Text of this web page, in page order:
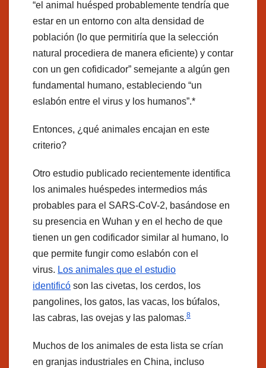
“el animal huésped probablemente tendría que
estar en un entorno con alta densidad de
población (lo que permitiría que la selección
natural procediera de manera eficiente) y contar
con un gen cofidicador” semejante a algún gen
fundamental humano, estableciendo “un
eslabón entre el virus y los humanos”.*
Entonces, ¿qué animales encajan en este
criterio?
Otro estudio publicado recientemente identifica
los animales huéspedes intermedios más
probables para el SARS-CoV-2, basándose en
su presencia en Wuhan y en el hecho de que
tienen un gen codificador similar al humano, lo
que permite fungir como eslabón con el
virus. Los animales que el estudio
identificó son las civetas, los cerdos, los
pangolines, los gatos, las vacas, los búfalos,
las cabras, las ovejas y las palomas.8
Muchos de los animales de esta lista se crían
en granjas industriales en China, incluso